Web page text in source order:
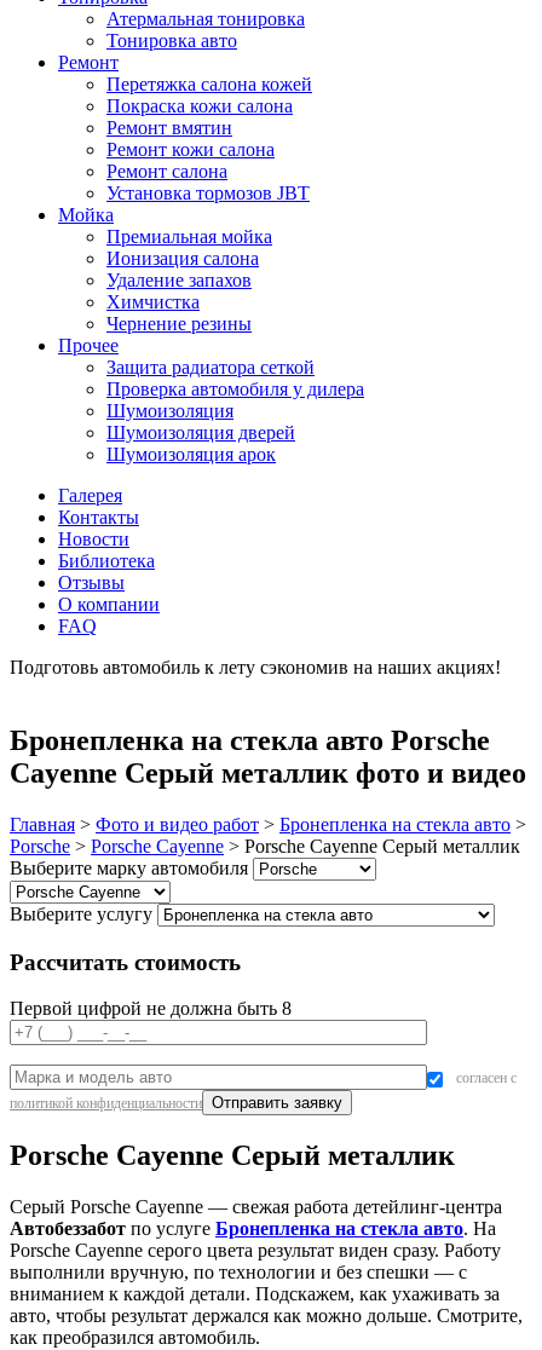
Атермальная тонировка
Тонировка авто
Ремонт
Перетяжка салона кожей
Покраска кожи салона
Ремонт вмятин
Ремонт кожи салона
Ремонт салона
Установка тормозов JBT
Мойка
Премиальная мойка
Ионизация салона
Удаление запахов
Химчистка
Чернение резины
Прочее
Защита радиатора сеткой
Проверка автомобиля у дилера
Шумоизоляция
Шумоизоляция дверей
Шумоизоляция арок
Галерея
Контакты
Новости
Библиотека
Отзывы
О компании
FAQ
Подготовь автомобиль к лету сэкономив на наших акциях!
Бронепленка на стекла авто Porsche
Cayenne Серый металлик фото и видео
Главная > Фото и видео работ > Бронепленка на стекла авто >
Porsche > Porsche Cayenne > Porsche Cayenne Серый металлик
Выберите марку автомобиля
Выберите услугу
Рассчитать стоимость
Первой цифрой не должна быть 8
согласен с
политикой конфиденциальности
Porsche Cayenne Серый металлик
Серый Porsche Cayenne — свежая работа детейлинг-центра
Автобеззабот по услуге Бронепленка на стекла авто. На
Porsche Cayenne серого цвета результат виден сразу. Работу
выполнили вручную, по технологии и без спешки — с
вниманием к каждой детали. Подскажем, как ухаживать за
авто, чтобы результат держался как можно дольше. Смотрите,
как преобразился автомобиль.